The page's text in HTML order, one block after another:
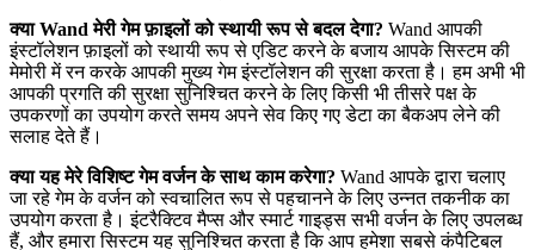
क्या Wand मेरी गेम फ़ाइलों को स्थायी रूप से बदल देगा? Wand आपकी
इंस्टॉलेशन फ़ाइलों को स्थायी रूप से एडिट करने के बजाय आपके सिस्टम की
मेमोरी में रन करके आपकी मुख्य गेम इंस्टॉलेशन की सुरक्षा करता है। हम अभी भी
आपकी प्रगति की सुरक्षा सुनिश्चित करने के लिए किसी भी तीसरे पक्ष के
उपकरणों का उपयोग करते समय अपने सेव किए गए डेटा का बैकअप लेने की
सलाह देते हैं।
क्या यह मेरे विशिष्ट गेम वर्जन के साथ काम करेगा? Wand आपके द्वारा चलाए
जा रहे गेम के वर्जन को स्वचालित रूप से पहचानने के लिए उन्नत तकनीक का
उपयोग करता है। इंटरैक्टिव मैप्स और स्मार्ट गाइड्स सभी वर्जन के लिए उपलब्ध
हैं, और हमारा सिस्टम यह सुनिश्चित करता है कि आप हमेशा सबसे कंपैटिबल